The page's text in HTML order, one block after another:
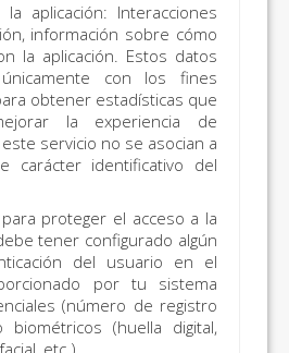
la aplicación: Interacciones
información sobre cómo
la aplicación. Estos datos
con los fines
obtener estadísticas que
la experiencia de
servicio no se asocian a
carácter identificativo del
proteger el acceso a la
tener configurado algún
del usuario en el
por tu sistema
(número de registro
biométricos (huella digital,
etc.).